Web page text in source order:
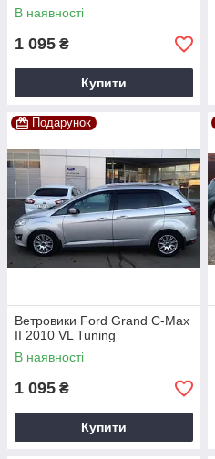
В наявності
1 095 ₴
Купити
Подарунок
Ветровики Ford Grand C-Max
II 2010 VL Tuning
В наявності
1 095 ₴
Купити